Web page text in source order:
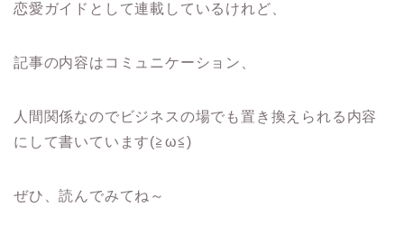
恋愛ガイドとして連載しているけれど、
記事の内容はコミュニケーション、
人間関係なのでビジネスの場でも置き換えられる内容
にして書いています(≧ω≦)
ぜひ、読んでみてね～